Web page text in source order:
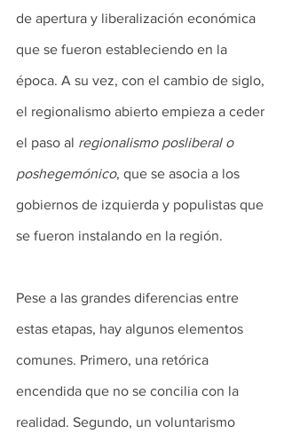
de apertura y liberalización económica
que se fueron estableciendo en la
época. A su vez, con el cambio de siglo,
el regionalismo abierto empieza a ceder
el paso al regionalismo posliberal o
poshegemónico, que se asocia a los
gobiernos de izquierda y populistas que
se fueron instalando en la región.
Pese a las grandes diferencias entre
estas etapas, hay algunos elementos
comunes. Primero, una retórica
encendida que no se concilia con la
realidad. Segundo, un voluntarismo